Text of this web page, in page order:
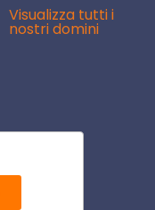
Visualizza tutti i
nostri domini